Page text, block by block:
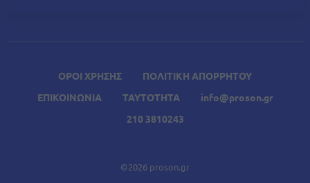
ΟΡΟΙ ΧΡΗΣΗΣ
ΠΟΛΙΤΙΚΗ ΑΠΟΡΡΗΤΟΥ
ΕΠΙΚΟΙΝΩΝΙΑ
ΤΑΥΤΟΤΗΤΑ
info@proson.gr
210 3810243
©2026 proson.gr